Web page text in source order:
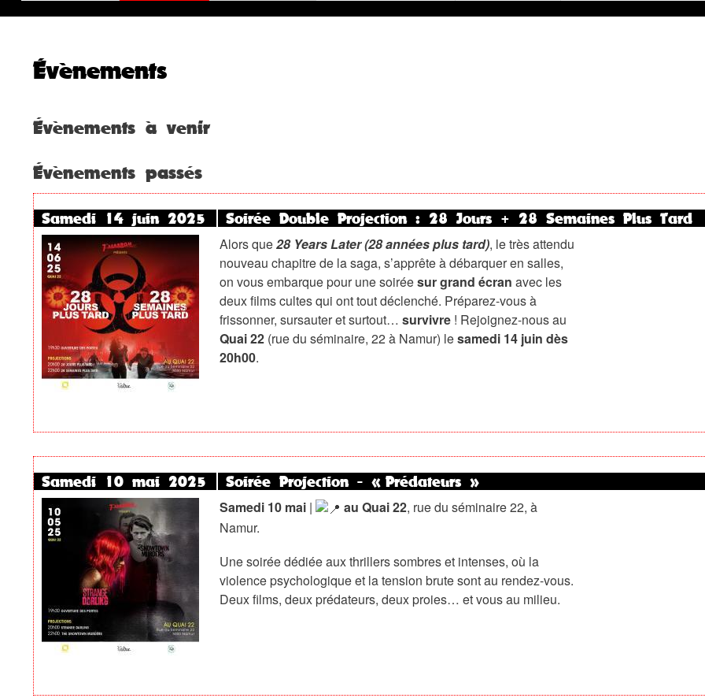
Évènements
Évènements à venir
Évènements passés
Samedi 14 juin 2025 Soirée Double Projection : 28 Jours + 28 Semaines Plus Tard
Alors que28 Years Later (28 années plus tard), le très attendu
nouveau chapitre de la saga, s’apprête à débarquer en salles,
on vous embarque pour une soiréesur grand écran avec les
deux films cultes qui ont tout déclenché. Préparez-vous à
frissonner, sursauter et surtout… survivre ! Rejoignez-nous au
Quai 22 (rue du séminaire, 22 à Namur) lesamedi 14 juin dès
20h00.
Samedi 10 mai 2025 Soirée Projection - « Prédateurs »
Samedi 10 mai | au Quai 22, rue du séminaire 22, à
Namur.
Une soirée dédiée aux thrillers sombres et intenses, où la
violence psychologique et la tension brute sont au rendez-vous.
Deux films, deux prédateurs, deux proies… et vous au milieu.